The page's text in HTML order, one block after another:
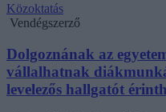
Közoktatás
Vendégszerző
Dolgoznának az
vállalhatnak
levelezős hallgatót